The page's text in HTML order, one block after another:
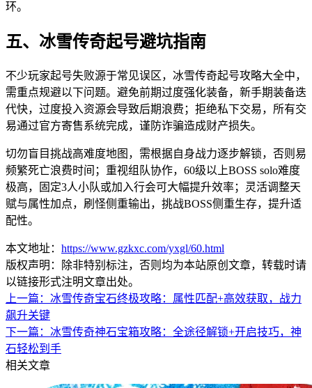
环。
五、冰雪传奇起号避坑指南
不少玩家起号失败源于常见误区，冰雪传奇起号攻略大全中，
需重点规避以下问题。避免前期过度强化装备，新手期装备迭
代快，过度投入资源会导致后期浪费；拒绝私下交易，所有交
易通过官方寄售系统完成，谨防诈骗造成财产损失。
切勿盲目挑战高难度地图，需根据自身战力逐步解锁，否则易
频繁死亡浪费时间；重视组队协作，60级以上BOSS solo难度
极高，固定3人小队或加入行会可大幅提升效率；灵活调整天
赋与属性加点，刷怪侧重输出，挑战BOSS侧重生存，提升适
配性。
本文地址： https://www.gzkxc.com/yxgl/60.html
版权声明：除非特别标注，否则均为本站原创文章，转载时请
以链接形式注明文章出处。
上一篇： 冰雪传奇宝石终极攻略：属性匹配+高效获取，战力
飙升关键
下一篇： 冰雪传奇神石宝箱攻略：全途径解锁+开启技巧，神
石轻松到手
相关文章